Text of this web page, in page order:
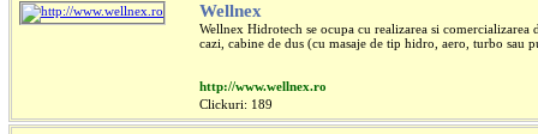
Wellnex
Wellnex Hidrotech se ocupa cu realizarea si
cazi, cabine de dus (cu masaje de tip hidro, aero, turbo sau
http://www.wellnex.ro
Clickuri: 189